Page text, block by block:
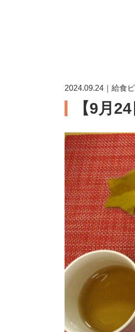
2024.09.24｜給食
【9月